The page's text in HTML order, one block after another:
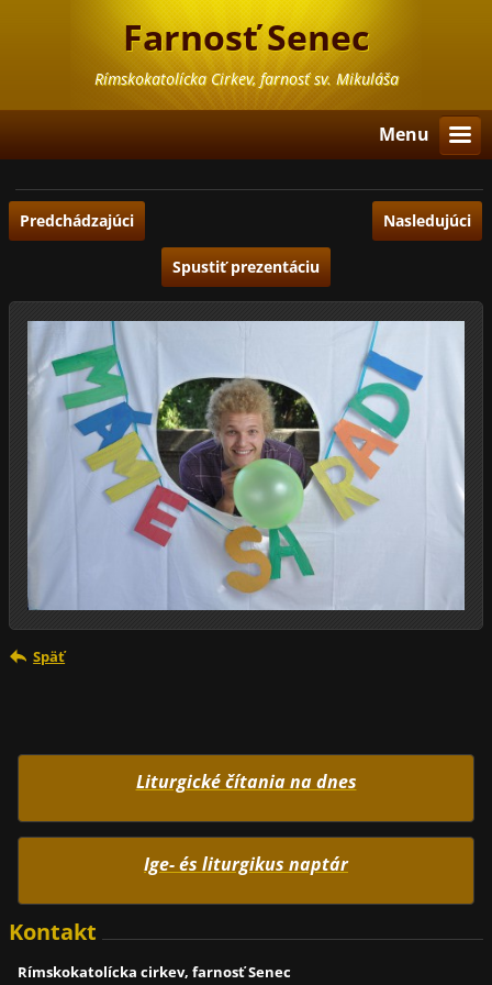
Farnosť Senec
Rímskokatolícka Cirkev, farnosť sv. Mikuláša
Menu
Predchádzajúci Nasledujúci
Spustiť prezentáciu
Späť
Liturgické čítania na dnes
Ige- és liturgikus naptár
Kontakt
Rímskokatolícka cirkev, farnosť Senec